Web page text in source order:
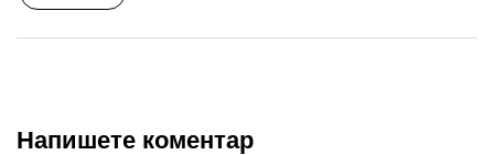
Напишете коментар